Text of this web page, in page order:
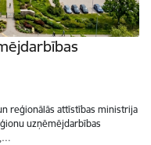
reģionālās attīstības ministrija
uzņēmējdarbības